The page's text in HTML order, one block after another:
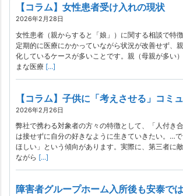
【コラム】女性患者受け入れの現状
2026年2月28日
女性患者（親からすると「娘」）に関する相談で特
定期的に医療にかかっていながら状況が改善せず、
化しているケースが多いことです。親（母親が多い
まな医療 [...]
【コラム】子供に「考えさせる」コミ
2026年2月26日
弊社で携わる対象者の方々の特徴として、「人付き
は接せずに自分の好きなように生きていきたい。…
ほしい」という傾向があります。実際に、第三者に
ながら [...]
障害者グループホーム入所後も安泰で